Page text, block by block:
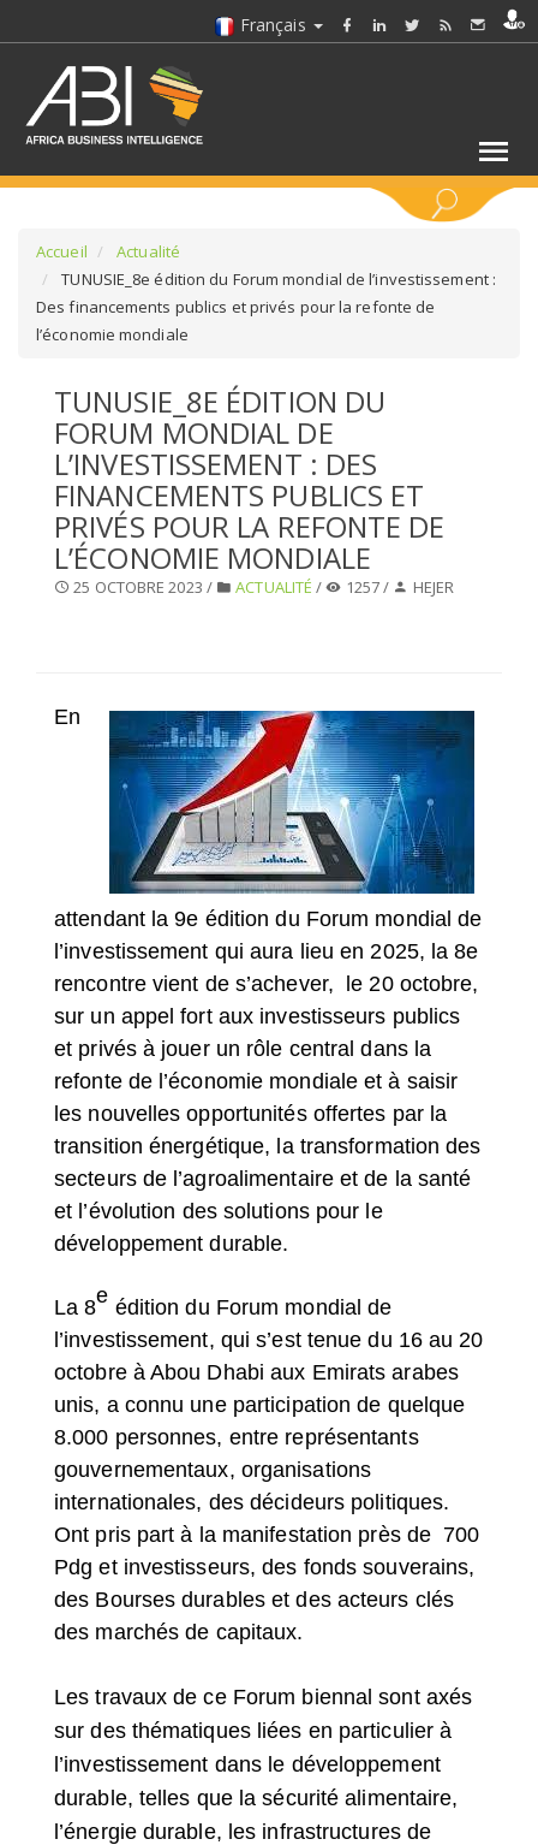
Français
SÉLECTIONNEZ UN/DES SECTEURS
SÉLECTIONNEZ UN DOSSIER
SELECTIONNEZ UNE SECTION
SÉLECTIONNEZ UNE CATÉGORIE
SÉLECTIONNEZ UN/DES PAYS
Accueil
Actualité
TUNUSIE_8e édition du Forum mondial de l’investissement :
Des financements publics et privés pour la refonte de
l’économie mondiale
TUNUSIE_8E ÉDITION DU
FORUM MONDIAL DE
L’INVESTISSEMENT : DES
FINANCEMENTS PUBLICS ET
PRIVÉS POUR LA REFONTE DE
L’ÉCONOMIE MONDIALE
25 OCTOBRE 2023 / ACTUALITÉ / 1257 / HEJER
En
attendant la 9e édition du Forum mondial de
l’investissement qui aura lieu en 2025, la 8e
rencontre vient de s’achever, le 20 octobre,
sur un appel fort aux investisseurs publics
et privés à jouer un rôle central dans la
refonte de l’économie mondiale et à saisir
les nouvelles opportunités offertes par la
transition énergétique, la transformation des
secteurs de l’agroalimentaire et de la santé
et l’évolution des solutions pour le
développement durable.
La 8e édition du Forum mondial de
l’investissement, qui s’est tenue du 16 au 20
octobre à Abou Dhabi aux Emirats arabes
unis, a connu une participation de quelque
8.000 personnes, entre représentants
gouvernementaux, organisations
internationales, des décideurs politiques.
Ont pris part à la manifestation près de 700
Pdg et investisseurs, des fonds souverains,
des Bourses durables et des acteurs clés
des marchés de capitaux.
Les travaux de ce Forum biennal sont axés
sur des thématiques liées en particulier à
l’investissement dans le développement
durable, telles que la sécurité alimentaire,
l’énergie durable, les infrastructures de